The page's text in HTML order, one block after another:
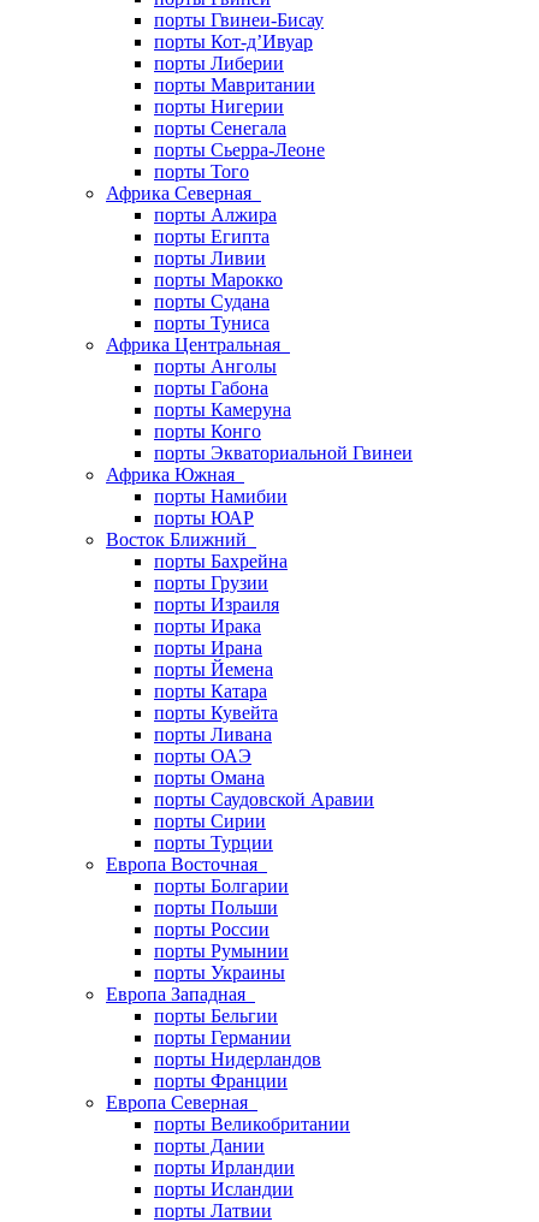
порты Гвинеи-Бисау
порты Кот-д’Ивуар
порты Либерии
порты Мавритании
порты Нигерии
порты Сенегала
порты Сьерра-Леоне
порты Того
Африка Северная
порты Алжира
порты Египта
порты Ливии
порты Марокко
порты Судана
порты Туниса
Африка Центральная
порты Анголы
порты Габона
порты Камеруна
порты Конго
порты Экваториальной Гвинеи
Африка Южная
порты Намибии
порты ЮАР
Восток Ближний
порты Бахрейна
порты Грузии
порты Израиля
порты Ирака
порты Ирана
порты Йемена
порты Катара
порты Кувейта
порты Ливана
порты ОАЭ
порты Омана
порты Саудовской Аравии
порты Сирии
порты Турции
Европа Восточная
порты Болгарии
порты Польши
порты России
порты Румынии
порты Украины
Европа Западная
порты Бельгии
порты Германии
порты Нидерландов
порты Франции
Европа Северная
порты Великобритании
порты Дании
порты Ирландии
порты Исландии
порты Латвии